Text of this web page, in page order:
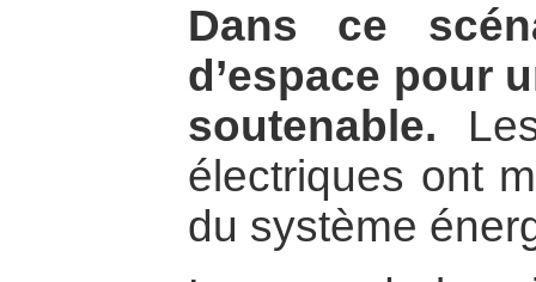
Dans ce
d’espace pour
soutenable.
électriques ont
du système